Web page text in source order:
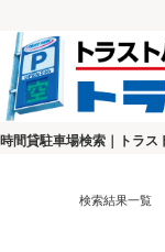
時間貸駐車場検索｜トラス
検索結果一覧